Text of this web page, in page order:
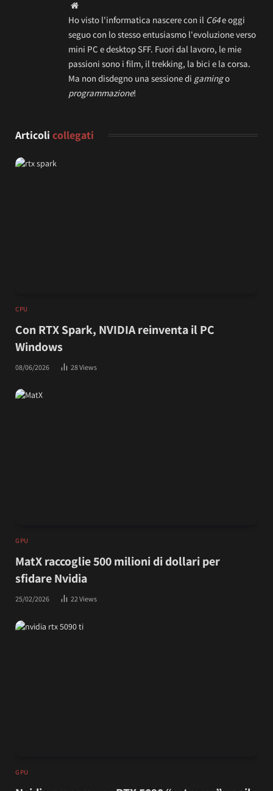
Website
Ho visto l'informatica nascere con il C64e oggi
seguo con lo stesso entusiasmo l'evoluzione verso
mini PC e desktop SFF. Fuori dal lavoro, le mie
passioni sono i film, il trekking, la bici e la corsa.
Ma non disdegno una sessione di gamingo
programmazione!
Articoli collegati
CPU
Con RTX Spark, NVIDIA reinventa il PC
Windows
08/06/2026 28Views
GPU
MatX raccoglie 500 milioni di dollari per
sfidare Nvidia
25/02/2026 22Views
GPU